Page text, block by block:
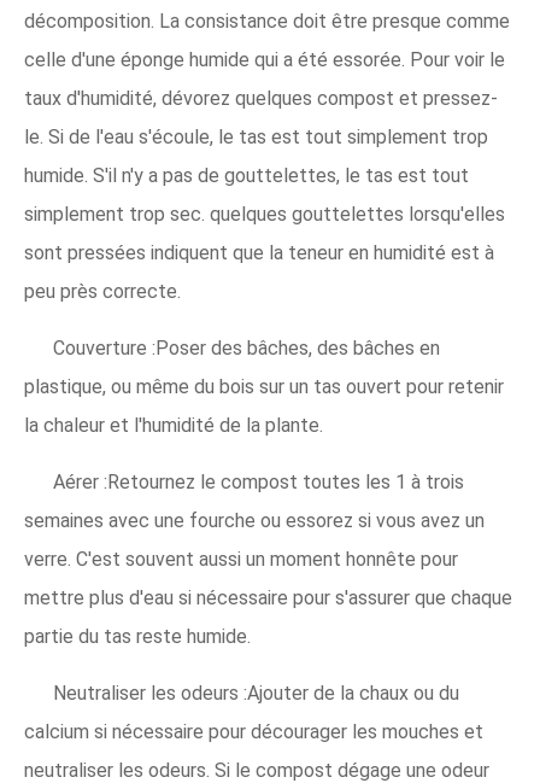
décomposition. La consistance doit être presque comme
celle d'une éponge humide qui a été essorée. Pour voir le
taux d'humidité, dévorez quelques compost et pressez-
le. Si de l'eau s'écoule, le tas est tout simplement trop
humide. S'il n'y a pas de gouttelettes, le tas est tout
simplement trop sec. quelques gouttelettes lorsqu'elles
sont pressées indiquent que la teneur en humidité est à
peu près correcte.
Couverture :Poser des bâches, des bâches en
plastique, ou même du bois sur un tas ouvert pour retenir
la chaleur et l'humidité de la plante.
Aérer :Retournez le compost toutes les 1 à trois
semaines avec une fourche ou essorez si vous avez un
verre. C'est souvent aussi un moment honnête pour
mettre plus d'eau si nécessaire pour s'assurer que chaque
partie du tas reste humide.
Neutraliser les odeurs :Ajouter de la chaux ou du
calcium si nécessaire pour décourager les mouches et
neutraliser les odeurs. Si le compost dégage une odeur